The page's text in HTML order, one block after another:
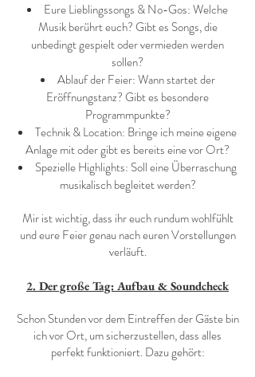
Eure Lieblingssongs & No-Gos: Welche
Musik berührt euch? Gibt es Songs, die
unbedingt gespielt oder vermieden werden
sollen?
Ablauf der Feier: Wann startet der
Eröffnungstanz? Gibt es besondere
Programmpunkte?
Technik & Location: Bringe ich meine eigene
Anlage mit oder gibt es bereits eine vor Ort?
Spezielle Highlights: Soll eine Überraschung
musikalisch begleitet werden?
Mir ist wichtig, dass ihr euch rundum wohlfühlt
und eure Feier genau nach euren Vorstellungen
verläuft.
2. Der große Tag: Aufbau & Soundcheck
Schon Stunden vor dem Eintreffen der Gäste bin
ich vor Ort, um sicherzustellen, dass alles
perfekt funktioniert. Dazu gehört: